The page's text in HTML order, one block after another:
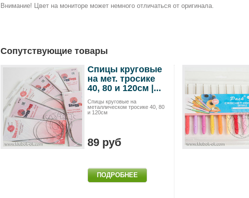
Внимание! Цвет на мониторе может немного отличаться от оригинала.
Сопутствующие товары
Спицы круговые
на мет. тросике
40, 80 и 120см |...
Спицы круговые на
металлическом тросике 40, 80
и 120см
89 руб